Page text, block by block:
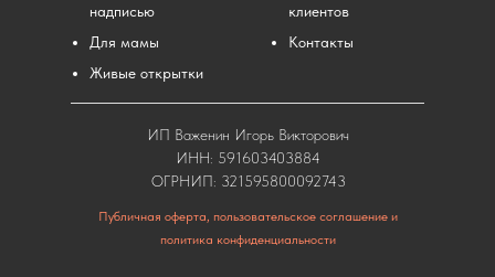
надписью
Для мамы
Живые открытки
клиентов
Контакты
ИП Важенин Игорь Викторович
ИНН: 591603403884
ОГРНИП: 321595800092743
Публичная оферта, пользовательское соглашение и
политика конфиденциальности